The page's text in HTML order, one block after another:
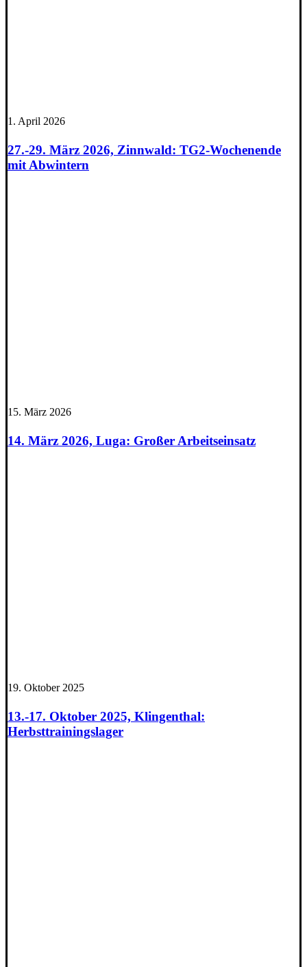
1. April 2026
27.-29. März 2026, Zinnwald: TG2-Wochenende
mit Abwintern
15. März 2026
14. März 2026, Luga: Großer Arbeitseinsatz
19. Oktober 2025
13.-17. Oktober 2025, Klingenthal:
Herbsttrainingslager